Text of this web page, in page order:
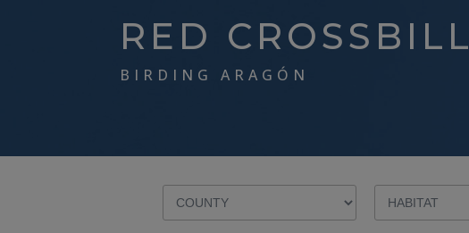
RED CROSSBILL
BIRDING ARAGÓN